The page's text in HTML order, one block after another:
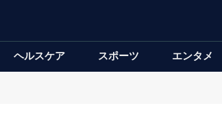
ヘルスケア スポーツ エンタメ